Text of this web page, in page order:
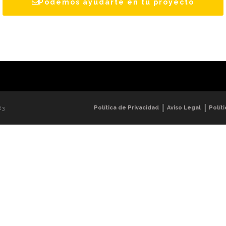
Podemos ayudarte en tu proyecto
Política de Privacidad Aviso Legal